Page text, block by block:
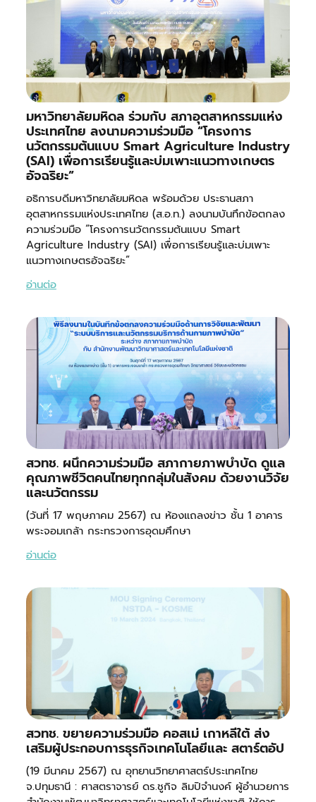
มหาวิทยาลัยมหิดล ร่วมกับ สภาอุตสาหกรรมแห่ง
ประเทศไทย ลงนามความร่วมมือ “โครงการ
นวัตกรรมต้นแบบ Smart Agriculture Industry
(SAI) เพื่อการเรียนรู้และบ่มเพาะแนวทางเกษตร
อัจฉริยะ”
อธิการบดีมหาวิทยาลัยมหิดล พร้อมด้วย ประธานสภา
อุตสาหกรรมแห่งประเทศไทย (ส.อ.ท.) ลงนามบันทึกข้อตกลง
ความร่วมมือ “โครงการนวัตกรรมต้นแบบ Smart
Agriculture Industry (SAI) เพื่อการเรียนรู้และบ่มเพาะ
แนวทางเกษตรอัจฉริยะ”
อ่านต่อ
สวทช. ผนึกความร่วมมือ สภากายภาพบำบัด ดูแล
คุณภาพชีวิตคนไทยทุกกลุ่มในสังคม ด้วยงานวิจัย
และนวัตกรรม
(วันที่ 17 พฤษภาคม 2567) ณ ห้องแถลงข่าว ชั้น 1 อาคาร
พระจอมเกล้า กระทรวงการอุดมศึกษา
อ่านต่อ
สวทช. ขยายความร่วมมือ คอสเม่ เกาหลีใต้ ส่ง
เสริมผู้ประกอบการธุรกิจเทคโนโลยีและ สตาร์ตอัป
(19 มีนาคม 2567) ณ อุทยานวิทยาศาสตร์ประเทศไทย
จ.ปทุมธานี : ศาสตราจารย์ ดร.ชูกิจ ลิมปิจำนงค์ ผู้อำนวยการ